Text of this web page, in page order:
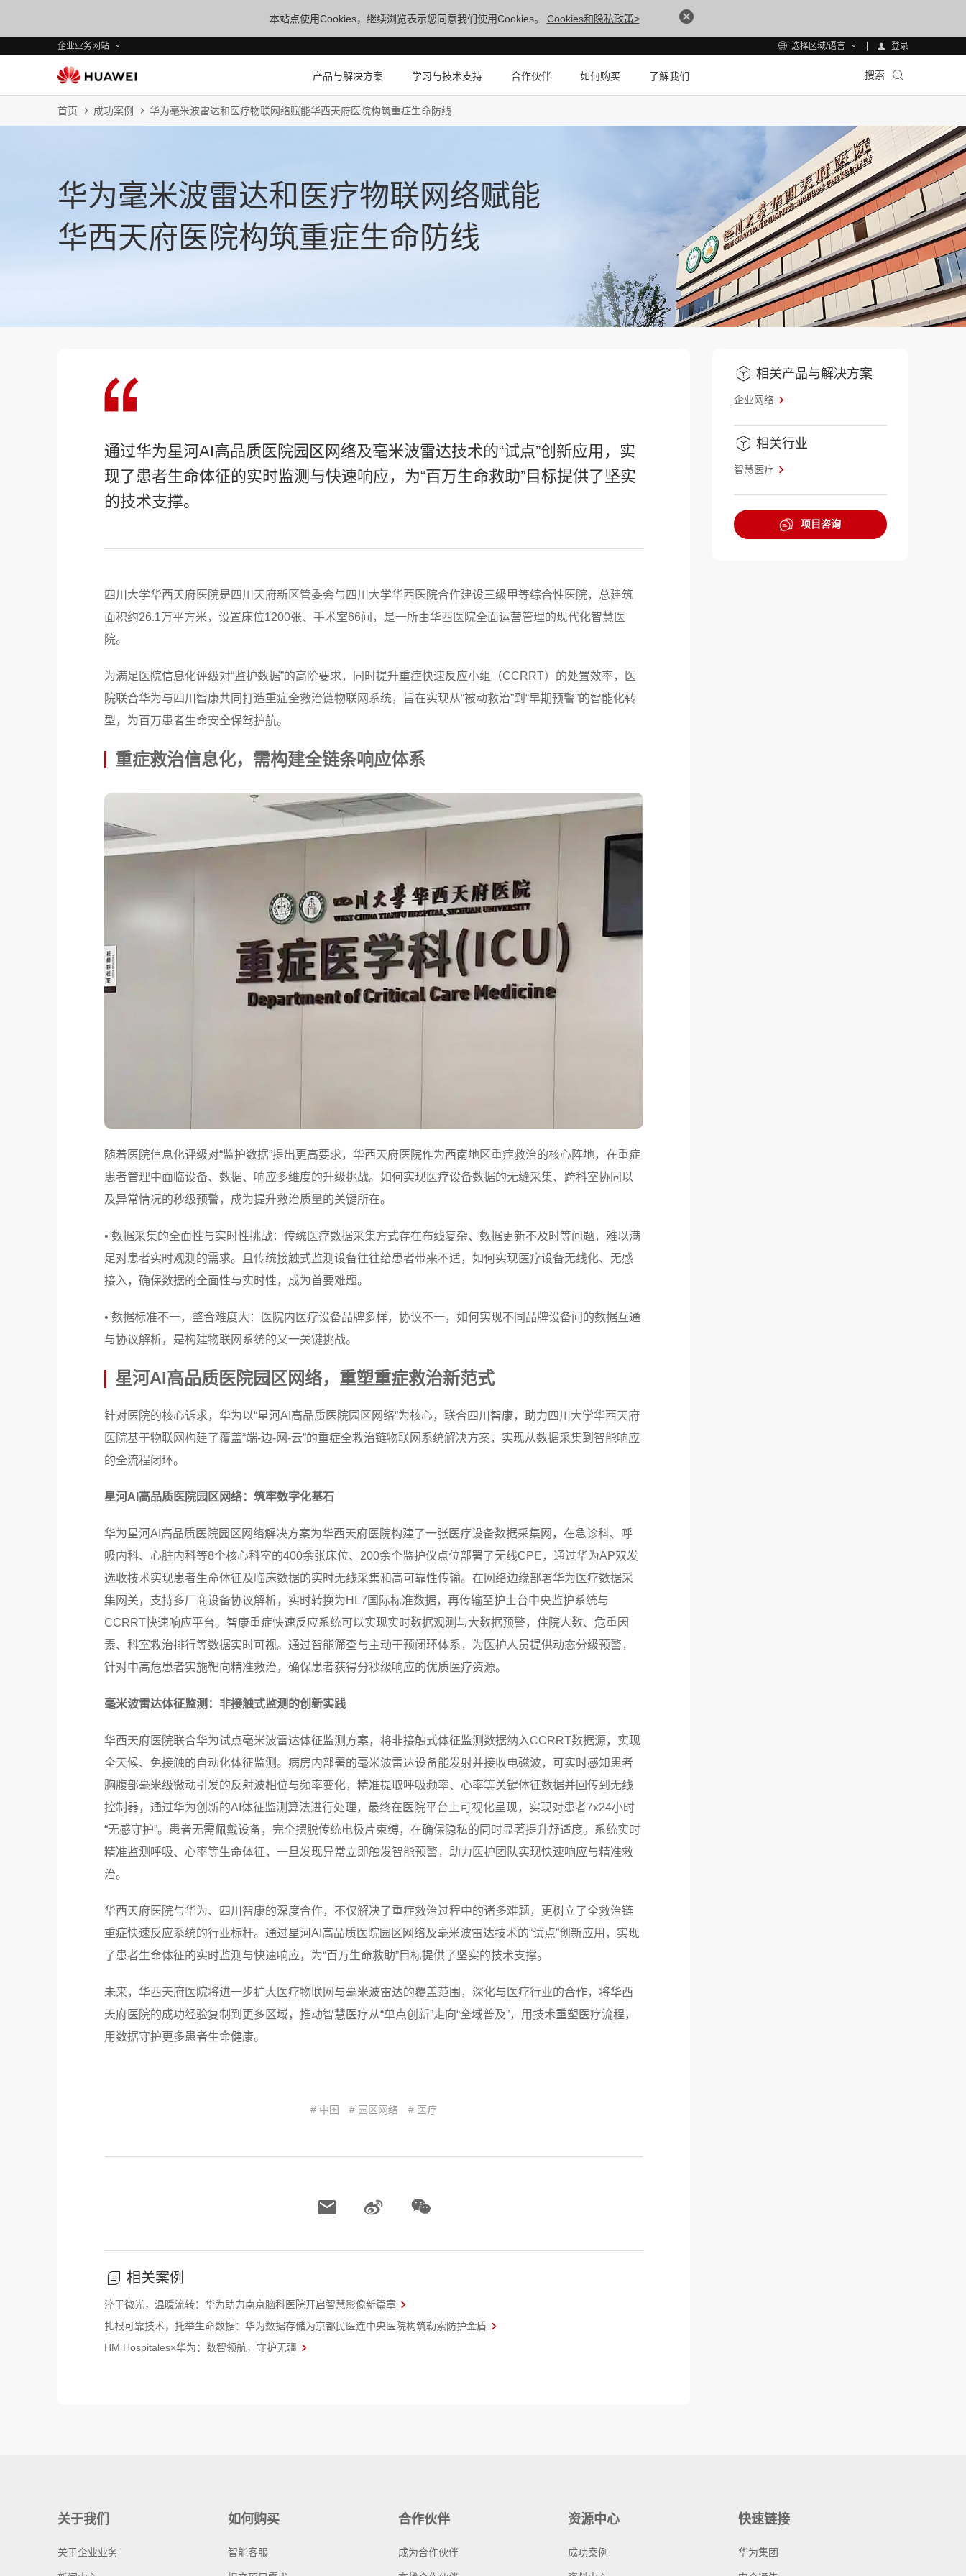
本站点使用Cookies，继续浏览表示您同意我们使用Cookies。 Cookies和隐私政策>
企业业务网站 选择区域/语言 登录
产品与解决方案 学习与技术支持 合作伙伴 如何购买 了解我们 搜索
首页 成功案例 华为毫米波雷达和医疗物联网络赋能华西天府医院构筑重症生命防线
华为毫米波雷达和医疗物联网络赋能
华西天府医院构筑重症生命防线
通过华为星河AI高品质医院园区网络及毫米波雷达技术的“试点”创新应用，实
现了患者生命体征的实时监测与快速响应，为“百万生命救助”目标提供了坚实
的技术支撑。
四川大学华西天府医院是四川天府新区管委会与四川大学华西医院合作建设三级甲等综合性医院，总建筑
面积约26.1万平方米，设置床位1200张、手术室66间，是一所由华西医院全面运营管理的现代化智慧医
院。
为满足医院信息化评级对“监护数据”的高阶要求，同时提升重症快速反应小组（CCRRT）的处置效率，医
院联合华为与四川智康共同打造重症全救治链物联网系统，旨在实现从“被动救治”到“早期预警”的智能化转
型，为百万患者生命安全保驾护航。
重症救治信息化，需构建全链条响应体系
随着医院信息化评级对“监护数据”提出更高要求，华西天府医院作为西南地区重症救治的核心阵地，在重症
患者管理中面临设备、数据、响应多维度的升级挑战。如何实现医疗设备数据的无缝采集、跨科室协同以
及异常情况的秒级预警，成为提升救治质量的关键所在。
• 数据采集的全面性与实时性挑战：传统医疗数据采集方式存在布线复杂、数据更新不及时等问题，难以满
足对患者实时观测的需求。且传统接触式监测设备往往给患者带来不适，如何实现医疗设备无线化、无感
接入，确保数据的全面性与实时性，成为首要难题。
• 数据标准不一，整合难度大：医院内医疗设备品牌多样，协议不一，如何实现不同品牌设备间的数据互通
与协议解析，是构建物联网系统的又一关键挑战。
星河AI高品质医院园区网络，重塑重症救治新范式
针对医院的核心诉求，华为以“星河AI高品质医院园区网络”为核心，联合四川智康，助力四川大学华西天府
医院基于物联网构建了覆盖“端-边-网-云”的重症全救治链物联网系统解决方案，实现从数据采集到智能响应
的全流程闭环。
星河AI高品质医院园区网络：筑牢数字化基石
华为星河AI高品质医院园区网络解决方案为华西天府医院构建了一张医疗设备数据采集网，在急诊科、呼
吸内科、心脏内科等8个核心科室的400余张床位、200余个监护仪点位部署了无线CPE，通过华为AP双发
选收技术实现患者生命体征及临床数据的实时无线采集和高可靠性传输。在网络边缘部署华为医疗数据采
集网关，支持多厂商设备协议解析，实时转换为HL7国际标准数据，再传输至护士台中央监护系统与
CCRRT快速响应平台。智康重症快速反应系统可以实现实时数据观测与大数据预警，住院人数、危重因
素、科室救治排行等数据实时可视。通过智能筛查与主动干预闭环体系，为医护人员提供动态分级预警，
针对中高危患者实施靶向精准救治，确保患者获得分秒级响应的优质医疗资源。
毫米波雷达体征监测：非接触式监测的创新实践
华西天府医院联合华为试点毫米波雷达体征监测方案，将非接触式体征监测数据纳入CCRRT数据源，实现
全天候、免接触的自动化体征监测。病房内部署的毫米波雷达设备能发射并接收电磁波，可实时感知患者
胸腹部毫米级微动引发的反射波相位与频率变化，精准提取呼吸频率、心率等关键体征数据并回传到无线
控制器，通过华为创新的AI体征监测算法进行处理，最终在医院平台上可视化呈现，实现对患者7x24小时
“无感守护”。患者无需佩戴设备，完全摆脱传统电极片束缚，在确保隐私的同时显著提升舒适度。系统实时
精准监测呼吸、心率等生命体征，一旦发现异常立即触发智能预警，助力医护团队实现快速响应与精准救
治。
华西天府医院与华为、四川智康的深度合作，不仅解决了重症救治过程中的诸多难题，更树立了全救治链
重症快速反应系统的行业标杆。通过星河AI高品质医院园区网络及毫米波雷达技术的“试点”创新应用，实现
了患者生命体征的实时监测与快速响应，为“百万生命救助”目标提供了坚实的技术支撑。
未来，华西天府医院将进一步扩大医疗物联网与毫米波雷达的覆盖范围，深化与医疗行业的合作，将华西
天府医院的成功经验复制到更多区域，推动智慧医疗从“单点创新”走向“全域普及”，用技术重塑医疗流程，
用数据守护更多患者生命健康。
# 中国 # 园区网络 # 医疗
相关案例
淬于微光，温暖流转：华为助力南京脑科医院开启智慧影像新篇章
扎根可靠技术，托举生命数据：华为数据存储为京都民医连中央医院构筑勒索防护金盾
HM Hospitales×华为：数智领航，守护无疆
相关产品与解决方案
企业网络
相关行业
智慧医疗
项目咨询
关于我们
关于企业业务
如何购买
智能客服
合作伙伴
成为合作伙伴
资源中心
成功案例
快速链接
华为集团